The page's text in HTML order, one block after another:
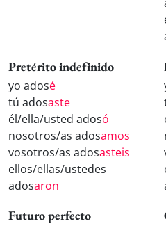
Pretérito indefinido
yo adosé
tú adosaste
él/ella/usted adosó
nosotros/as adosamos
vosotros/as adosasteis
ellos/ellas/ustedes
adosaron
Futuro perfecto